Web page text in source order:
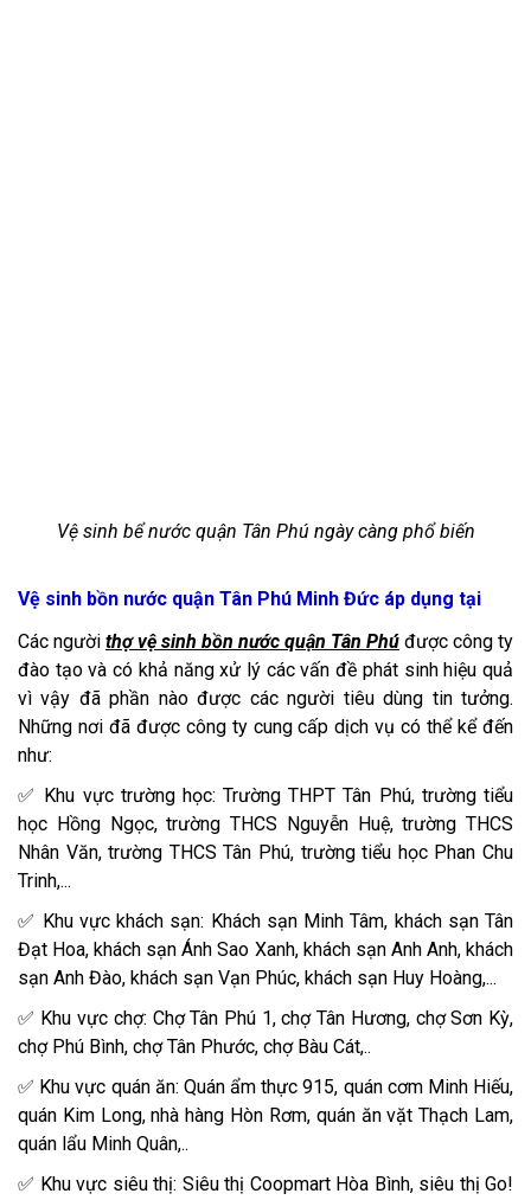
Vệ sinh bể nước quận Tân Phú ngày càng phổ biến
Vệ sinh bồn nước quận Tân Phú Minh Đức áp dụng tại
Các người thợ vệ sinh bồn nước quận Tân Phú được công ty
đào tạo và có khả năng xử lý các vấn đề phát sinh hiệu quả
vì vậy đã phần nào được các người tiêu dùng tin tưởng.
Những nơi đã được công ty cung cấp dịch vụ có thể kể đến
như:
✅ Khu vực trường học: Trường THPT Tân Phú, trường tiểu
học Hồng Ngọc, trường THCS Nguyễn Huệ, trường THCS
Nhân Văn, trường THCS Tân Phú, trường tiểu học Phan Chu
Trinh,...
✅ Khu vực khách sạn: Khách sạn Minh Tâm, khách sạn Tân
Đạt Hoa, khách sạn Ánh Sao Xanh, khách sạn Anh Anh, khách
sạn Anh Đào, khách sạn Vạn Phúc, khách sạn Huy Hoàng,...
✅ Khu vực chợ: Chợ Tân Phú 1, chợ Tân Hương, chợ Sơn Kỳ,
chợ Phú Bình, chợ Tân Phước, chợ Bàu Cát,..
✅ Khu vực quán ăn: Quán ẩm thực 915, quán cơm Minh Hiếu,
quán Kim Long, nhà hàng Hòn Rơm, quán ăn vặt Thạch Lam,
quán lẩu Minh Quân,..
✅ Khu vực siêu thị: Siêu thị Coopmart Hòa Bình, siêu thị Go!